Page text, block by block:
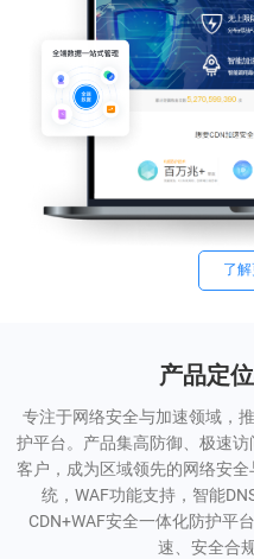
了
产品定
专注于网络安全与加速领域，
护平台。产品集高防御、极速
客户，成为区域领先的网络安
统，WAF功能支持，智能
CDN+WAF安全一体化防护平
速、安全合